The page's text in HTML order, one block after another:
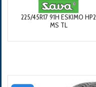
225/45R17 91H ESKIMO HP2
MS TL